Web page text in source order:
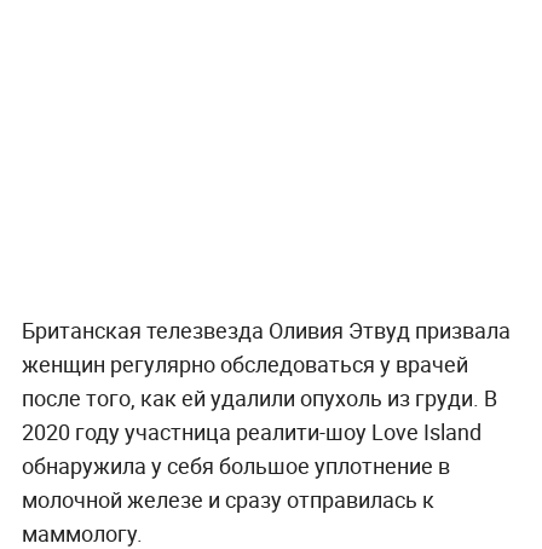
Британская телезвезда Оливия Этвуд призвала
женщин регулярно обследоваться у врачей
после того, как ей удалили опухоль из груди. В
2020 году участница реалити-шоу Love Island
обнаружила у себя большое уплотнение в
молочной железе и сразу отправилась к
маммологу.